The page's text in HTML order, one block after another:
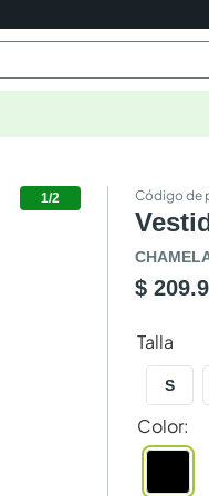
1/2
$
Talla
S
Color: